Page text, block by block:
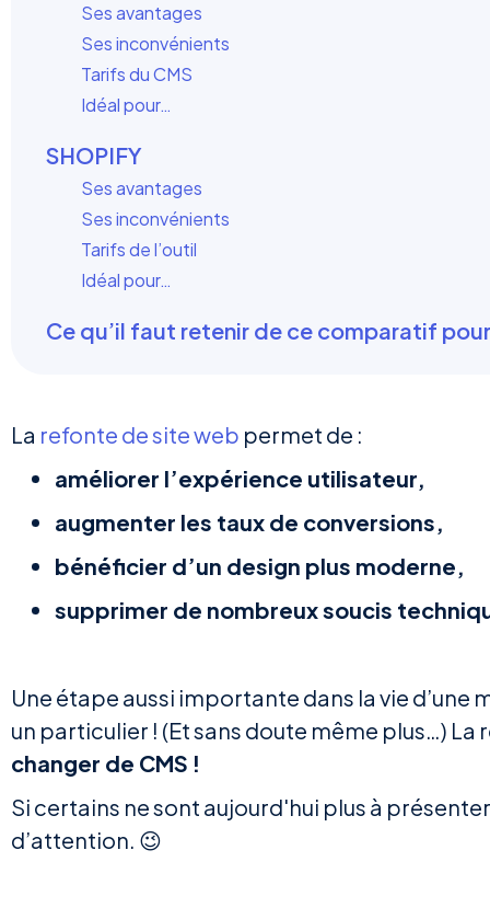
Ses avantages
Ses inconvénients
Tarifs du CMS
Idéal pour…
SHOPIFY
Ses avantages
Ses inconvénients
Tarifs de l’outil
Idéal pour…
Ce qu’il faut retenir de ce comparatif
La refonte de site web permet de :
améliorer l’expérience utilisateur,
augmenter les taux de conversions,
bénéficier d’un design plus moderne,
supprimer de nombreux soucis
Une étape aussi importante dans la vie d’une
un particulier ! (Et sans doute même plus…)
changer de CMS !
Si certains ne sont aujourd'hui plus à
d’attention. 😉